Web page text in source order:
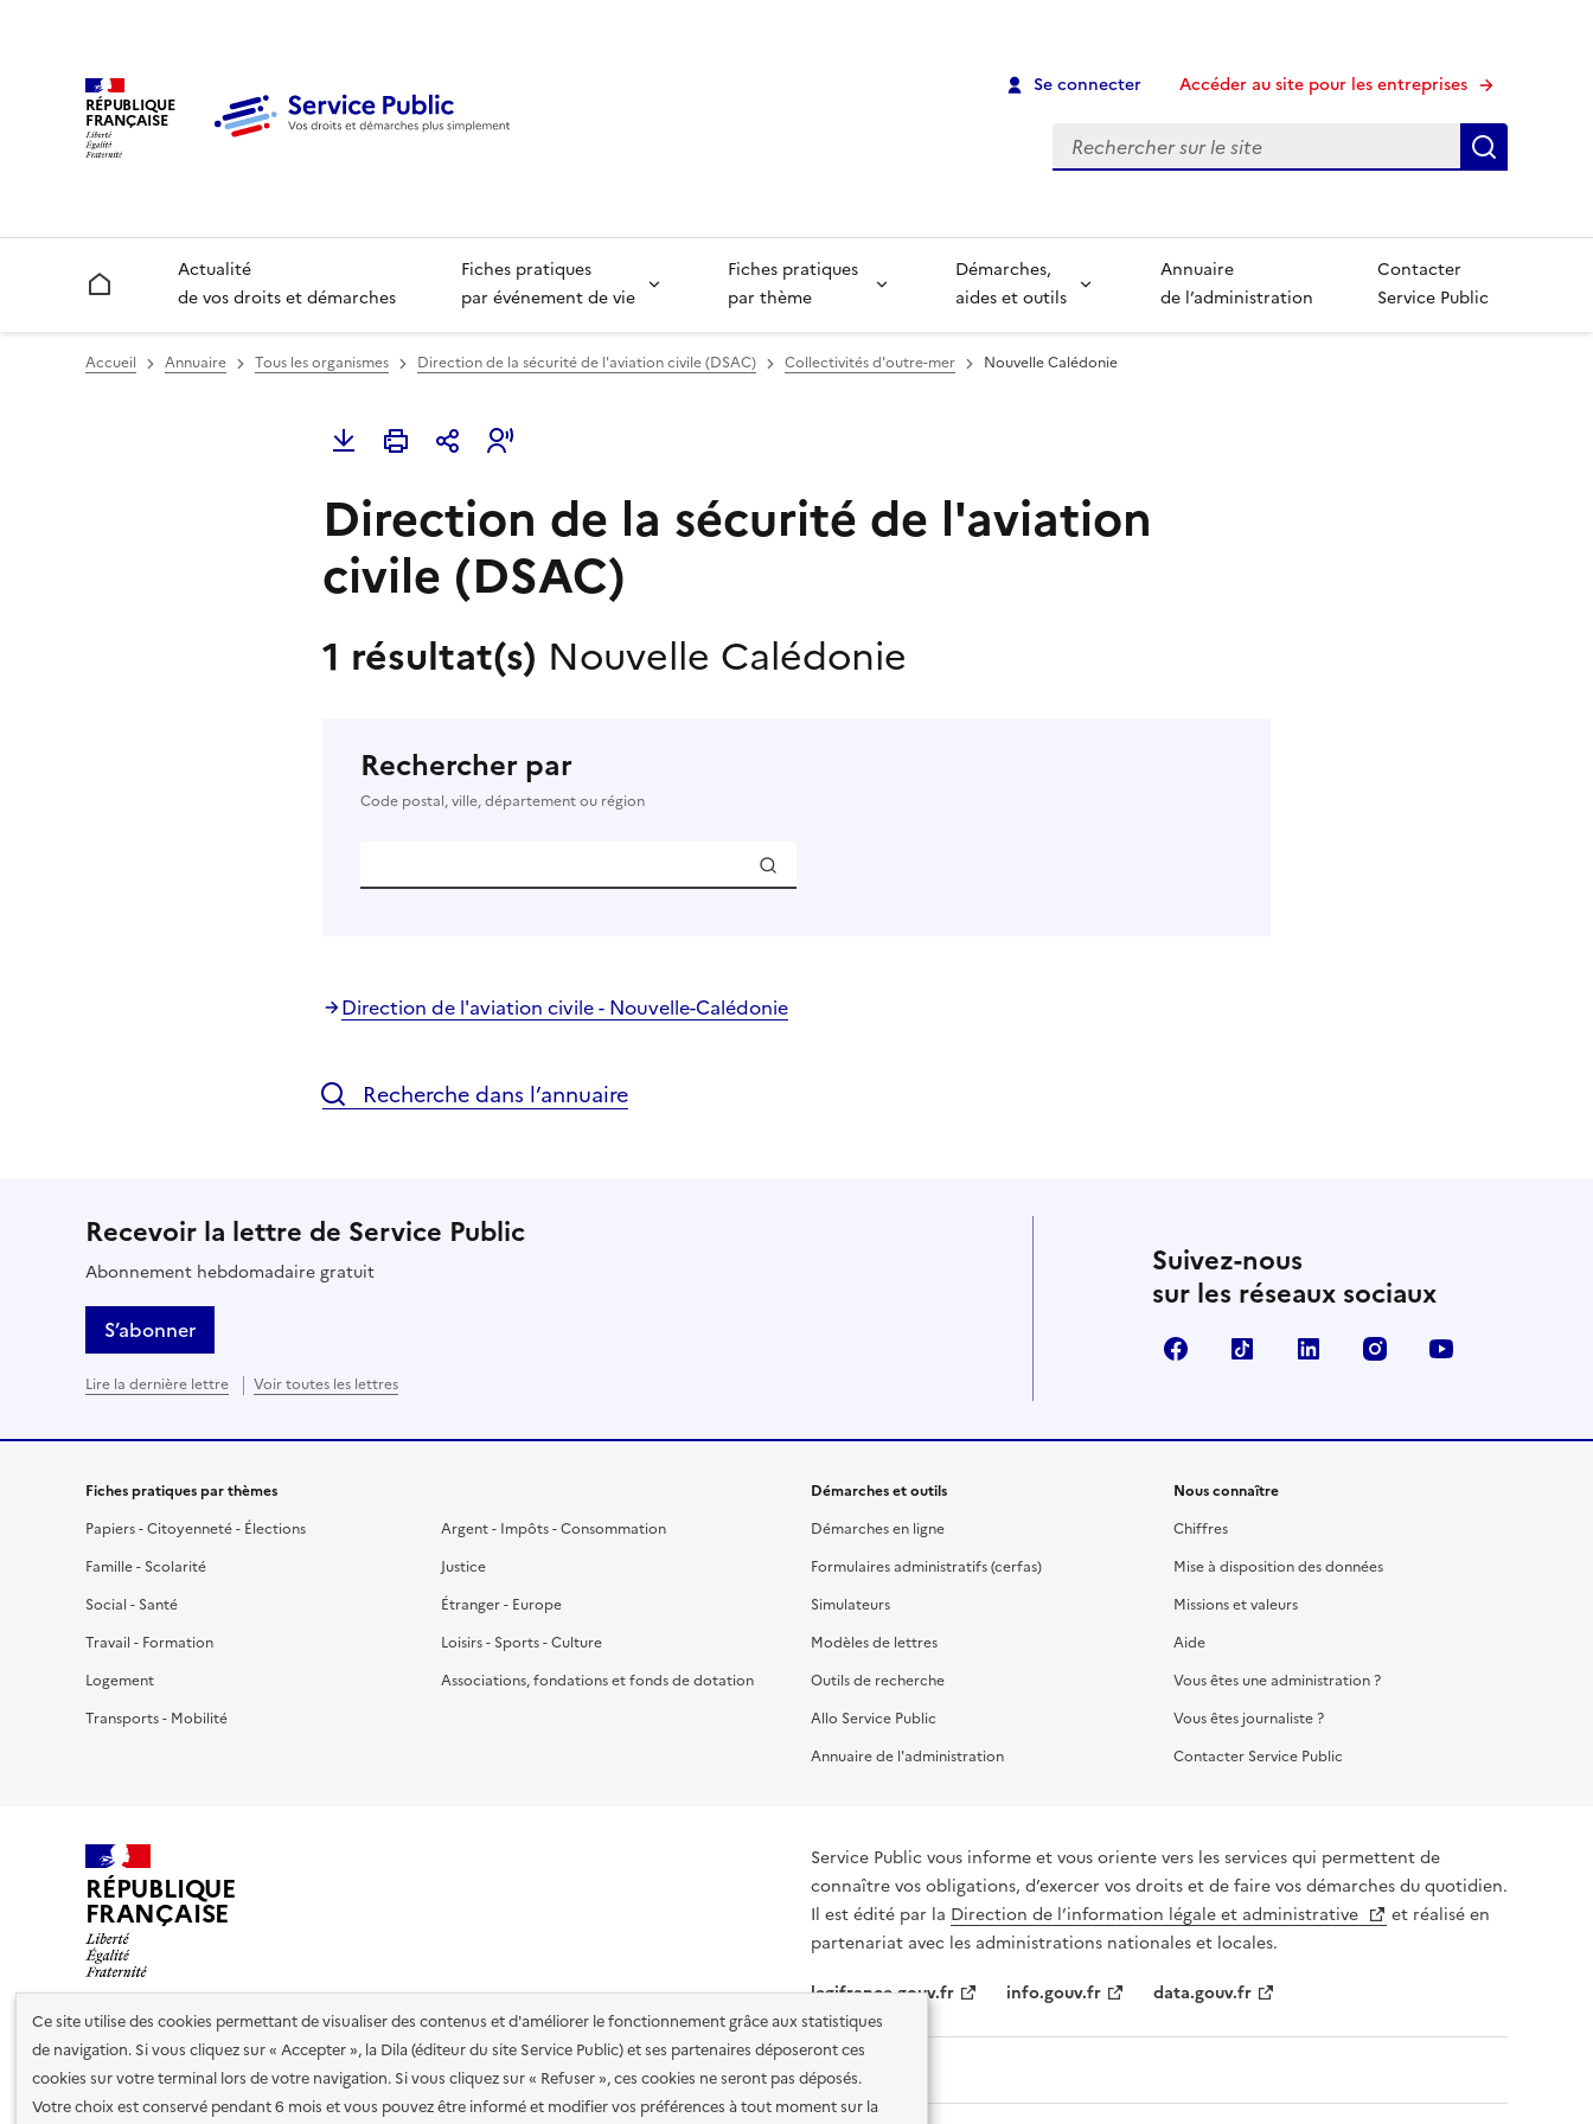
Ce site utilise des cookies permettant de visualiser des contenus et d'améliorer le fonctionnement grâce aux statistiques
de navigation. Si vous cliquez sur « Accepter », la Dila (éditeur du site Service Public) et ses partenaires déposeront ces
cookies sur votre terminal lors de votre navigation. Si vous cliquez sur « Refuser », ces cookies ne seront pas déposés.
Votre choix est conservé pendant 6 mois et vous pouvez être informé et modifier vos préférences à tout moment sur la
RÉPUBLIQUE
FRANÇAISE
Se connecter Accéder au site pour les entreprises
Recherche
Accueil
Actualité
de vos droits et démarches
Fiches pratiques
par événement de vie
Fiches pratiques
par thème
Démarches,
aides et outils
Annuaire
de l’administration
Contacter
Service Public
Accueil Annuaire Tous les organismes Direction de la sécurité de l'aviation civile (DSAC) Collectivités d'outre-mer Nouvelle Calédonie
Direction de la sécurité de l'aviation
civile (DSAC)
1 résultat(s) Nouvelle Calédonie
Rechercher par
Code postal, ville, département ou région
Direction de l'aviation civile - Nouvelle-Calédonie
Recherche dans l’annuaire
Recevoir la lettre de Service Public
Abonnement hebdomadaire gratuit
S’abonner
Lire la dernière lettre Voir toutes les lettres
Suivez-nous
sur les réseaux sociaux
FacebookTikTok LinkedIn Instagram
Fiches pratiques par thèmes
Papiers - Citoyenneté - Élections
Famille - Scolarité
Social - Santé
Travail - Formation
Logement
Transports - Mobilité
Argent - Impôts - Consommation
Justice
Étranger - Europe
Loisirs - Sports - Culture
Associations, fondations et fonds de dotation
Démarches et outils
Démarches en ligne
Formulaires administratifs (cerfas)
Simulateurs
Modèles de lettres
Outils de recherche
Allo Service Public
Annuaire de l'administration
Nous connaître
Chiffres
Mise à disposition des données
Missions et valeurs
Aide
Vous êtes une administration ?
Vous êtes journaliste ?
Contacter Service Public
RÉPUBLIQUE
FRANÇAISE
Service Public vous informe et vous oriente vers les services qui permettent de
connaître vos obligations, d’exercer vos droits et de faire vos démarches du quotidien.
Il est édité par la Direction de l’information légale et administrative
et réalisé en
partenariat avec les administrations nationales et locales.
legifrance.gouv.fr
info.gouv.fr data.gouv.fr
Nos partenaires